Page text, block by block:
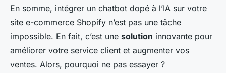
En somme, intégrer un chatbot dopé à l’IA sur votre
site e-commerce Shopify n’est pas une tâche
impossible. En fait, c’est une solution innovante pour
améliorer votre service client et augmenter vos
ventes. Alors, pourquoi ne pas essayer ?